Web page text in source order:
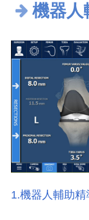
機器人
1.機器人輔助精